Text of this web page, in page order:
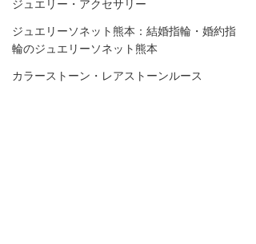
ジュエリー・アクセサリー
ジュエリーソネット熊本：結婚指輪・婚約指
輪のジュエリーソネット熊本
カラーストーン・レアストーンルース